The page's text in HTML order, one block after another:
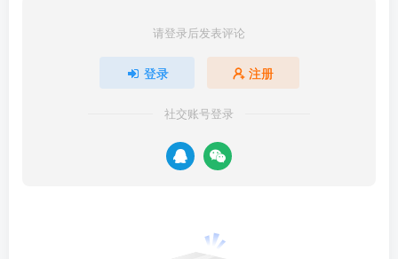
请登录后发表评论
登录 注册
社交账号登录